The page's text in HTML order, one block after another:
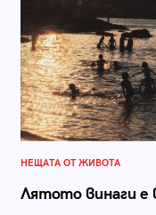
НЕЩАТА ОТ ЖИВОТА
Лятото винаги е